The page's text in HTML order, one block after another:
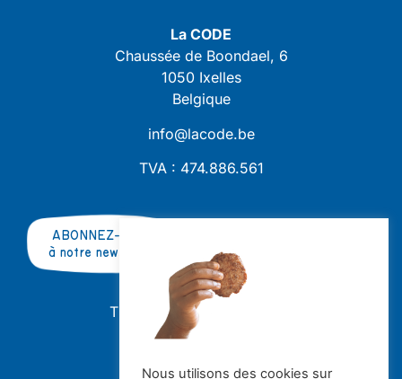
La CODE
Chaussée de Boondael, 6
1050 Ixelles
Belgique
info@lacode.be
TVA : 474.886.561
ABONNEZ-VOUS
à notre newsletter
TRAVAILLER AVEC NOUS ?
STAGES
Nous utilisons des cookies sur